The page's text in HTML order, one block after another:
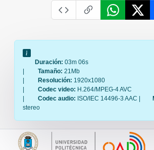
Duración: 03m 06s
|
Tamaño: 21Mb
|
Resolución: 1920x1080
|
Codec video: H.264/MPEG-4 AVC
|
Codec audio: ISO/IEC 14496-3 AAC |
stereo